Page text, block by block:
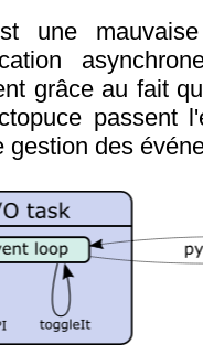
une
grâce au fait
passent
gestion des